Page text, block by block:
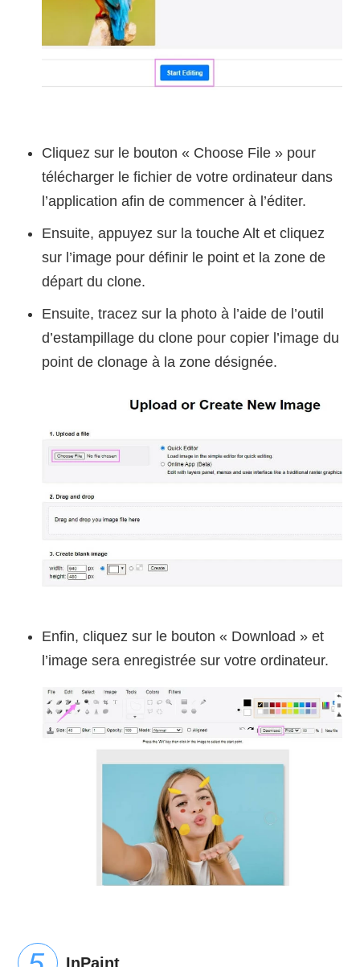
Cliquez sur le bouton « Choose File » pour
télécharger le fichier de votre ordinateur dans
l’application afin de commencer à l’éditer.
Ensuite, appuyez sur la touche Alt et cliquez
sur l’image pour définir le point et la zone de
départ du clone.
Ensuite, tracez sur la photo à l’aide de l’outil
d’estampillage du clone pour copier l’image du
point de clonage à la zone désignée.
Enfin, cliquez sur le bouton « Download » et
l’image sera enregistrée sur votre ordinateur.
InPaint